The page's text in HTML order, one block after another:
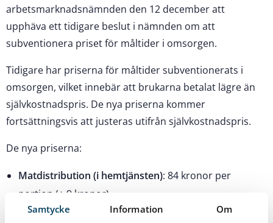
Samtycke Information Om
arbetsmarknadsnämnden den 12 december att
upphäva ett tidigare beslut i nämnden om att
subventionera priset för måltider i omsorgen​.
Tidigare har priserna för måltider subventionerats i
omsorgen, vilket innebär att brukarna betalat lägre än
självkostnadspris. De nya priserna kommer
fortsättningsvis att justeras utifrån självkostnadspris.
De nya priserna:
Matdistribution (i hemtjänsten): 84 kronor per
portion (+ 9 kronor).
För 84 kronor får man en nylagad portion och dessert